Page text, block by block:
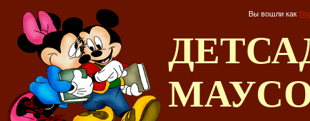
Вы вошли как